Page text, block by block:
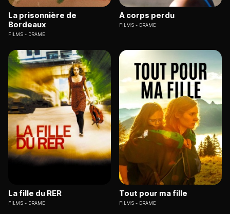
La prisonnière de
Bordeaux
FILMS DRAME
A corps perdu
FILMS DRAME
La fille du RER
FILMS DRAME
Tout pour ma fille
FILMS DRAME